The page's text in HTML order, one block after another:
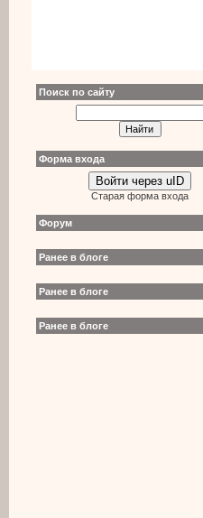
Поиск по сайту
Форма входа
Войти через uID
Старая форма входа
Форум
Ранее в блоге
Ранее в блоге
Ранее в блоге